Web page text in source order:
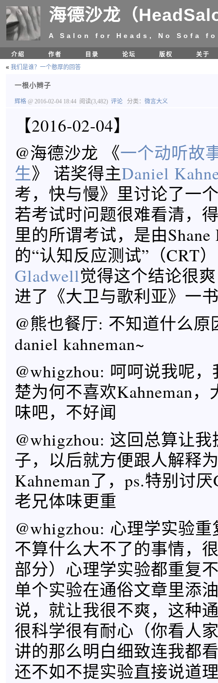
海德沙龙（
A Salon for Heads, No Sofa
介绍 作者 目录 论坛 版权
关于
« 我们是谁？一个憨厚的回答
一根小辫子
辉格 @ 2016-02-04 18:44 阅读(3,482) 评论 分类： 微言大义
【2016-02-04】
@海德沙龙 《一个动听故
生》 诺奖得主Daniel
考，快与慢》里讨论了一
若考试时问题很难看清，
里的所谓考试，是由Shane
的“认知反应测试”（CRT
Gladwell觉得这个结论很
进了《大卫与歌利亚》一
@熊也餐厅: 不知道什么原
daniel kahneman~
@whigzhou: 呵呵说我呢
楚为何不喜欢Kahneman
味吧，不好闻
@whigzhou: 这回总算让
子，以后就方便跟人解释
Kahneman了，ps.特别讨
老兄体味更重
@whigzhou: 心理学实验
不算什么大不了的事情，
部分）心理学实验都重复
单个实验在通俗文章里添
说，就让我很不爽，这种
很科学很有耐心（你看人
讲的那么明白细致连我都
还不如不提实验直接说道